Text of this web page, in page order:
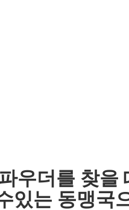
우더를 찾을
있는 동맹국